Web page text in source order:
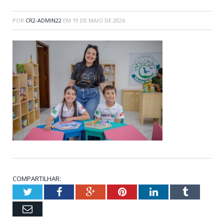
POR CR2-ADMIN22 EM 19 DE MAIO DE 2026
COMPARTILHAR:
TwitterFacebookGoogle+PinterestLinkedInTumblr
Email